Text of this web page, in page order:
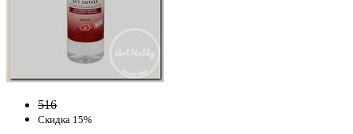
516
Скидка 15%